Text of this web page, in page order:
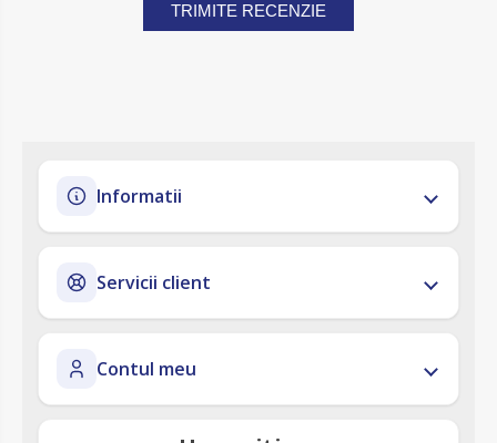
TRIMITE RECENZIE
Informatii
Servicii client
Contul meu